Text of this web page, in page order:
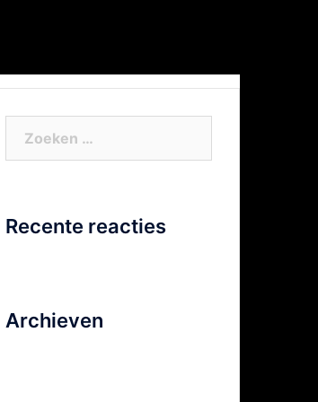
Recente reacties
Archieven